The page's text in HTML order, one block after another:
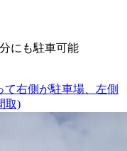
にも駐車可能